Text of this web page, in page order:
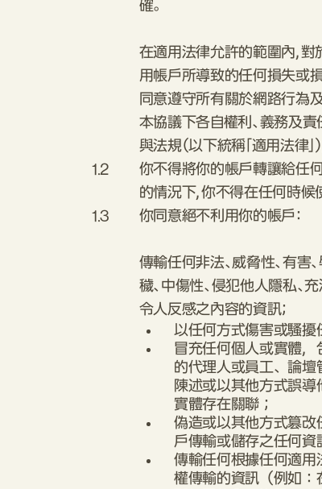
確。
在適用法律允許的範圍內，
用帳戶所導致的任何損失或
同意遵守所有關於網路行為
本協議下各自權利、義務及責
與法規（以下統稱「適用法律」
1.2
你不得將你的帳戶轉讓給任
的情況下，你不得在任何時候
1.3 你同意絕不利用你的帳戶：
傳輸任何非法、威脅性、有害
穢、中傷性、侵犯他人隱私、
令人反感之內容的資訊；
以任何方式傷害或騷擾
冒充任何個人或實體
的代理人或員工、論
陳述或以其他方式誤
實體存在關聯；
偽造或以其他方式篡
戶傳輸或儲存之任何資
傳輸任何根據任何適
權傳輸的資訊（例如